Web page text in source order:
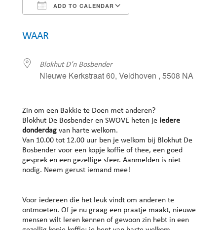
ADD TO CALENDAR
WAAR
Blokhut D’n Bosbender
Nieuwe Kerkstraat 60, Veldhoven , 5508 NA
Zin om een Bakkie te Doen met anderen?
Blokhut De Bosbender en SWOVE heten je iedere
donderdagvan harte welkom.
Van 10.00 tot 12.00 uur ben je welkom bij Blokhut De
Bosbender voor een kopje koffie of thee, een goed
gesprek en een gezellige sfeer. Aanmelden is niet
nodig. Neem gerust iemand mee!
Voor iedereen die het leuk vindt om anderen te
ontmoeten. Of je nu graag een praatje maakt, nieuwe
mensen wilt leren kennen of gewoon zin hebt in een